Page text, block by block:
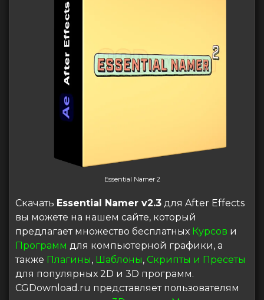
Essential Namer 2
Скачать Essential Namer v2.3 для After Effects
вы можете на нашем сайте, который
предлагает множество бесплатных Курсов и
Программ для компьютерной графики, а
также Плагины, Шаблоны, Скрипты и Пресеты
для популярных 2D и 3D программ.
CGDownload.ru представляет пользователям